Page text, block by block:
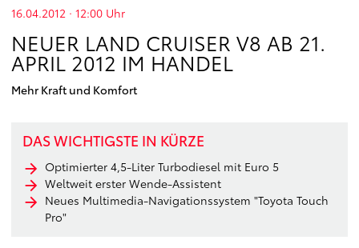
16.04.2012 · 12:00 Uhr
NEUER LAND CRUISER V8 AB 21.
APRIL 2012 IM HANDEL
Mehr Kraft und Komfort
DAS WICHTIGSTE IN KÜRZE
Optimierter 4,5-Liter Turbodiesel mit Euro 5
Weltweit erster Wende-Assistent
Neues Multimedia-Navigationssystem "Toyota Touch
Pro"